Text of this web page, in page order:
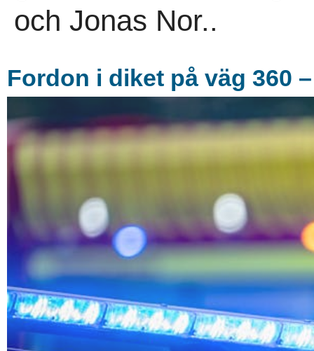
och Jonas Nor..
Fordon i diket på väg 360